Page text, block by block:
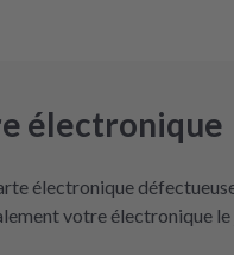
électronique
électronique
votre électronique le